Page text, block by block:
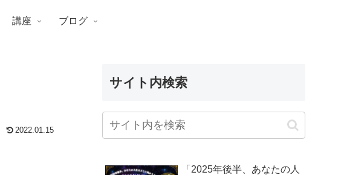
講座 ブログ
2022.01.15
サイト内検索
「2025年後半、あなたの人